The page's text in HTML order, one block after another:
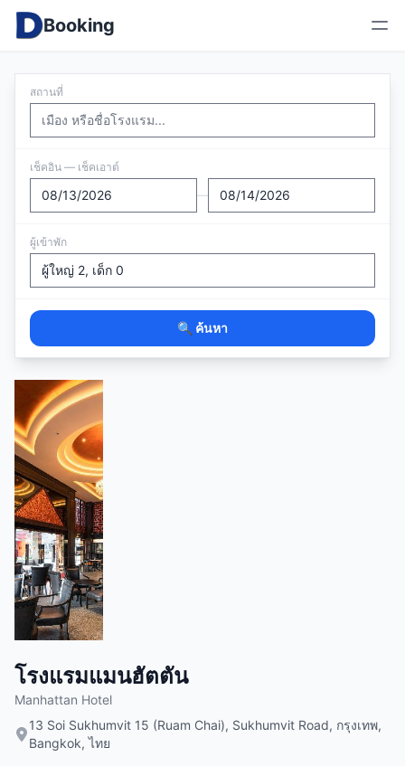
Booking
สถานที่
เช็คอิน — เช็คเอาต์
—
ผู้เข้าพัก
🔍 ค้นหา
โรงแรมแมนฮัตตัน
Manhattan Hotel
13 Soi Sukhumvit 15 (Ruam Chai), Sukhumvit Road, กรุงเทพ,
Bangkok, ไทย